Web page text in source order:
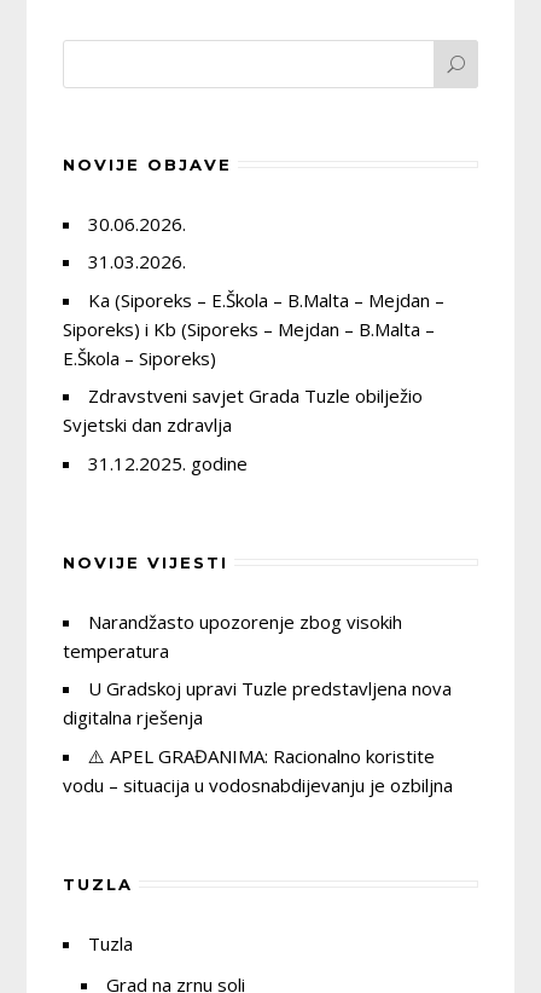
NOVIJE OBJAVE
30.06.2026.
31.03.2026.
Ka (Siporeks – E.Škola – B.Malta – Mejdan –
Siporeks) i Kb (Siporeks – Mejdan – B.Malta –
E.Škola – Siporeks)
Zdravstveni savjet Grada Tuzle obilježio
Svjetski dan zdravlja
31.12.2025. godine
NOVIJE VIJESTI
Narandžasto upozorenje zbog visokih
temperatura
U Gradskoj upravi Tuzle predstavljena nova
digitalna rješenja
⚠️ APEL GRAĐANIMA: Racionalno koristite
vodu – situacija u vodosnabdijevanju je ozbiljna
TUZLA
Tuzla
Grad na zrnu soli